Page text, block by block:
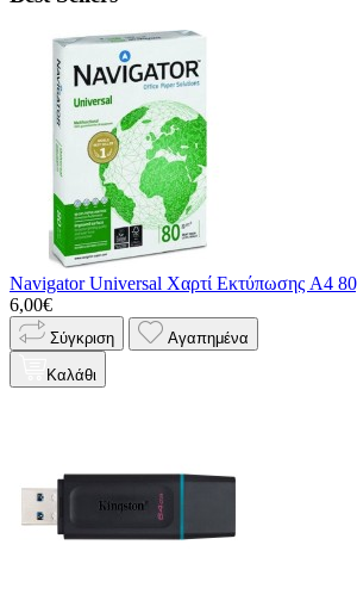
Navigator Universal Χαρτί Εκτύπωσης A4
6,00€
Σύγκριση Αγαπημένα
Καλάθι